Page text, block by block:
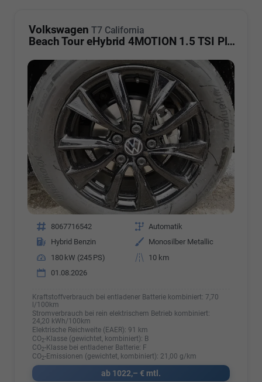
Volkswagen T7 California
Beach Tour eHybrid 4MOTION 1.5 TSI Plus ArtVelour
Fahrzeugnr. 8067716542 Getriebe Automatik
Kraftstoff
Hybrid Benzin Außenfarbe
Monosilber Metallic
Leistung
180 kW (245 PS) Kilometerstand
10 km
01.08.2026
Kraftstoffverbrauch bei entladener Batterie kombiniert:7,70
l/100km
Stromverbrauch bei rein elektrischem Betrieb kombiniert:
24,20 kWh/100km
Elektrische Reichweite (EAER): 91 km
CO2-Klasse (gewichtet, kombiniert): B
CO2-Klasse bei entladener Batterie: F
CO2-Emissionen (gewichtet, kombiniert): 21,00 g/km
ab 1022,– € mtl.